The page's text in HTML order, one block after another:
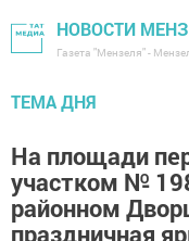
НОВОСТИ
Газета "Мензеля" -
ТЕМА ДНЯ
На площади
участком №
районном
праздничная